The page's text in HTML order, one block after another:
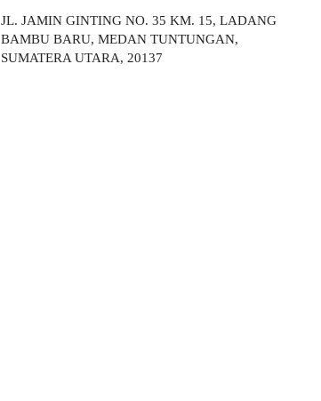
JL. JAMIN GINTING NO. 35 KM. 15, LADANG
BAMBU BARU, MEDAN TUNTUNGAN,
SUMATERA UTARA, 20137